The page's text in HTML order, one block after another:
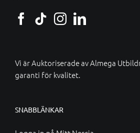
Vi är Auktoriserade avAlmega
garanti för kvalitet.
SNABBLÄNKAR